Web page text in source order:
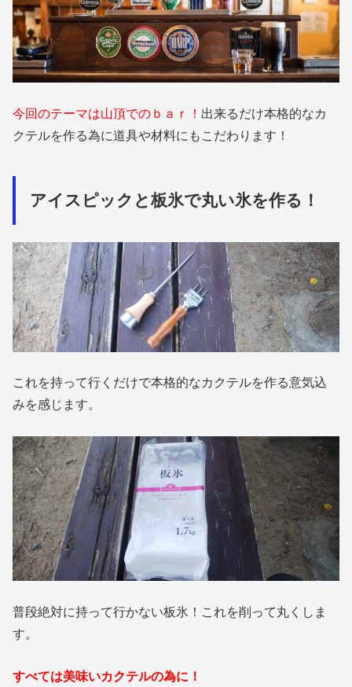
今回のテーマは山頂でのｂａｒ！ 出来るだけ本格的なカ
クテルを作る為に道具や材料にもこだわります！
アイスピックと板氷で丸い氷を作る！
これを持って行くだけで本格的なカクテルを作る意気込
みを感じます。
普段絶対に持って行かない板氷！これを削って丸くしま
す。
すべては美味いカクテルの為に！